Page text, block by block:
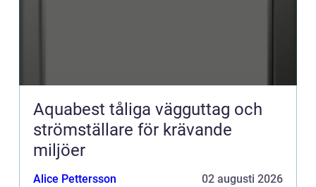
Aquabest tåliga vägguttag och
strömställare för krävande
miljöer
Alice Pettersson 02 augusti 2026